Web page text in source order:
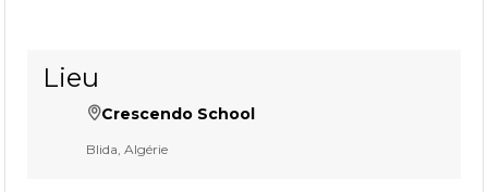
Lieu
Crescendo School
Blida, Algérie